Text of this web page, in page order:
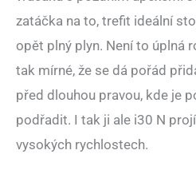
zatáčka na to, trefit ideální
opět plný plyn. Není to úplná
tak mírné, že se dá pořád
před dlouhou pravou, kde je
podřadit. I tak ji ale i30 N
vysokých rychlostech.